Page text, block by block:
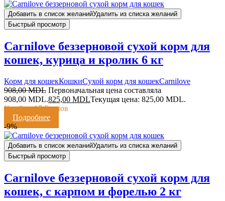
Добавить в список желанийУдалить из списка желаний
Быстрый просмотр
Carnilove беззерновой сухой корм для
кошек, курица и кролик 6 кг
Корм для кошекКошкиСухой корм для кошекСarnilove
908,00MDL Первоначальная цена составляла
908,00 MDL.825,00 MDLТекущая цена: 825,00 MDL.
Кешбэк:17 Баллов
Подробнее
-9%
Добавить в список желанийУдалить из списка желаний
Быстрый просмотр
Carnilove беззерновой сухой корм для
кошек, с карпом и форелью 2 кг